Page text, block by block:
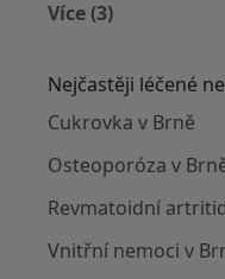
Více (3)
Nejčastěji léčené
Cukrovka v Brně
Osteoporóza v
Revmatoidní
Vnitřní nemoci v